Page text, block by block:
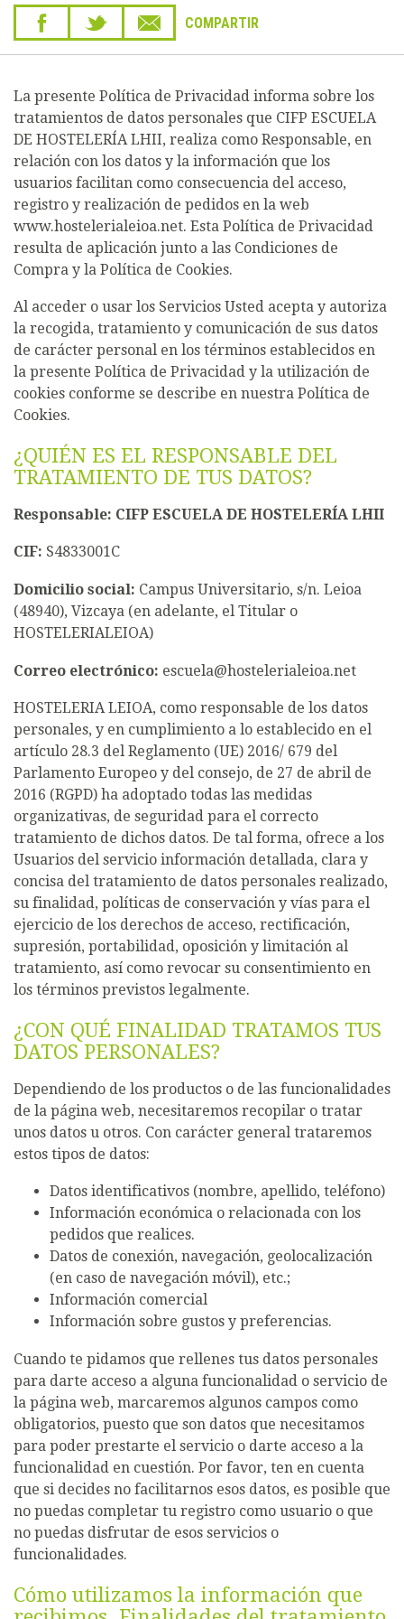
COMPARTIR
La presente Política de Privacidad informa sobre los
tratamientos de datos personales que CIFP ESCUELA
DE HOSTELERÍA LHII, realiza como Responsable, en
relación con los datos y la información que los
usuarios facilitan como consecuencia del acceso,
registro y realización de pedidos en la web
www.hostelerialeioa.net. Esta Política de Privacidad
resulta de aplicación junto a las Condiciones de
Compra y la Política de Cookies.
Al acceder o usar los Servicios Usted acepta y autoriza
la recogida, tratamiento y comunicación de sus datos
de carácter personal en los términos establecidos en
la presente Política de Privacidad y la utilización de
cookies conforme se describe en nuestra Política de
Cookies.
¿QUIÉN ES EL RESPONSABLE DEL
TRATAMIENTO DE TUS DATOS?
Responsable: CIFP ESCUELA DE HOSTELERÍA LHII
CIF: S4833001C
Domicilio social: Campus Universitario, s/n. Leioa
(48940), Vizcaya (en adelante, el Titular o
HOSTELERIALEIOA)
Correo electrónico: escuela@hostelerialeioa.net
HOSTELERIA LEIOA, como responsable de los datos
personales, y en cumplimiento a lo establecido en el
artículo 28.3 del Reglamento (UE) 2016/ 679 del
Parlamento Europeo y del consejo, de 27 de abril de
2016 (RGPD) ha adoptado todas las medidas
organizativas, de seguridad para el correcto
tratamiento de dichos datos. De tal forma, ofrece a los
Usuarios del servicio información detallada, clara y
concisa del tratamiento de datos personales realizado,
su finalidad, políticas de conservación y vías para el
ejercicio de los derechos de acceso, rectificación,
supresión, portabilidad, oposición y limitación al
tratamiento, así como revocar su consentimiento en
los términos previstos legalmente.
¿CON QUÉ FINALIDAD TRATAMOS TUS
DATOS PERSONALES?
Dependiendo de los productos o de las funcionalidades
de la página web, necesitaremos recopilar o tratar
unos datos u otros. Con carácter general trataremos
estos tipos de datos:
Datos identificativos (nombre, apellido, teléfono)
Información económica o relacionada con los
pedidos que realices.
Datos de conexión, navegación, geolocalización
(en caso de navegación móvil), etc.;
Información comercial
Información sobre gustos y preferencias.
Cuando te pidamos que rellenes tus datos personales
para darte acceso a alguna funcionalidad o servicio de
la página web, marcaremos algunos campos como
obligatorios, puesto que son datos que necesitamos
para poder prestarte el servicio o darte acceso a la
funcionalidad en cuestión. Por favor, ten en cuenta
que si decides no facilitarnos esos datos, es posible que
no puedas completar tu registro como usuario o que
no puedas disfrutar de esos servicios o
funcionalidades.
Cómo utilizamos la información que